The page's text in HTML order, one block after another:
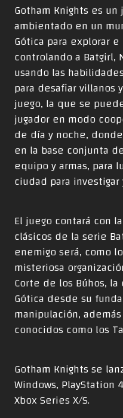
Gotham Knights es
ambientado en un
Gótica para explorar
controlando a Batgirl,
usando las
para desafiar villanos
juego, la que se
jugador en modo
de día y noche,
en la base conjunta
equipo y armas, para
ciudad para
El juego contará con
clásicos de la serie
enemigo será, como
misteriosa
Corte de los Búhos,
Gótica desde su
manipulación,
conocidos como los
Gotham Knights se
Windows, PlayStation
Xbox Series X/S.